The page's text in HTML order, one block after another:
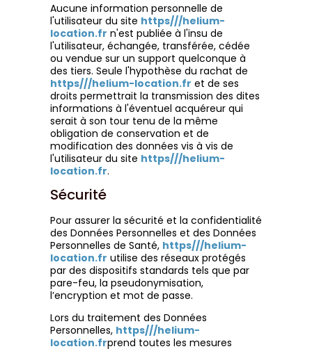
Aucune information personnelle de
l'utilisateur du site https///helium-
location.fr n'est publiée à l'insu de
l'utilisateur, échangée, transférée, cédée
ou vendue sur un support quelconque à
des tiers. Seule l'hypothèse du rachat de
https///helium-location.fr et de ses
droits permettrait la transmission des dites
informations à l'éventuel acquéreur qui
serait à son tour tenu de la même
obligation de conservation et de
modification des données vis à vis de
l'utilisateur du site https///helium-
location.fr.
Sécurité
Pour assurer la sécurité et la confidentialité
des Données Personnelles et des Données
Personnelles de Santé, https///helium-
location.fr utilise des réseaux protégés
par des dispositifs standards tels que par
pare-feu, la pseudonymisation,
l’encryption et mot de passe.
Lors du traitement des Données
Personnelles, https///helium-
location.frprend toutes les mesures